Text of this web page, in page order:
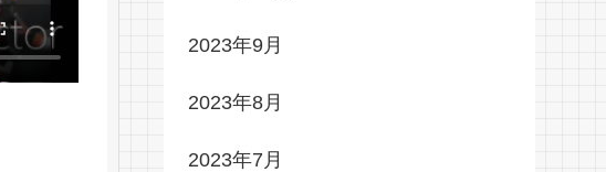
2023年9月
2023年8月
2023年7月